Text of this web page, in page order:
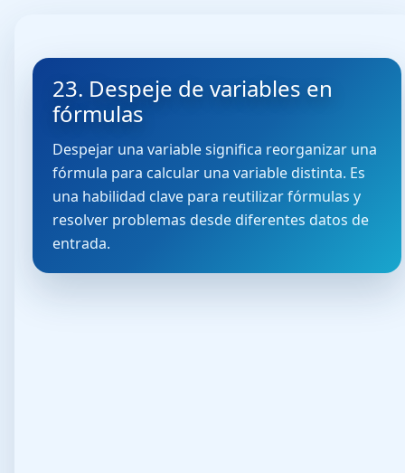
23. Despeje de variables en
fórmulas
Despejar una variable significa reorganizar una
fórmula para calcular una variable distinta. Es
una habilidad clave para reutilizar fórmulas y
resolver problemas desde diferentes datos de
entrada.